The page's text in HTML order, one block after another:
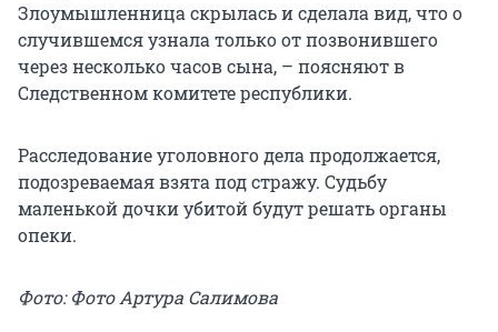
Злоумышленница скрылась и сделала вид, что о
случившемся узнала только от позвонившего
через несколько часов сына, – поясняют в
Следственном комитете республики.
Расследование уголовного дела продолжается,
подозреваемая взята под стражу. Судьбу
маленькой дочки убитой будут решать органы
опеки.
Фото: Фото Артура Салимова